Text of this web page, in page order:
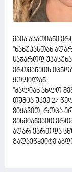
მაია ასათიანი
''ნანუკასთან
საჯაროდ
ერთმანეთს
ყოფილან.
''ძალიან ახლო
თუმცა უკვე 27
ვიყავით, როცა
ვეხმიანებით
აღარ ვართ და
გადავწყვიტე